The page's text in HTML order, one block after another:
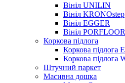
Вініл UNILIN
Вініл KRONOstep
Вініл EGGER
Вініл PORFLOOR
Коркова підлога
Коркова підлога
Коркова підлога
Штучний паркет
Масивна дошка